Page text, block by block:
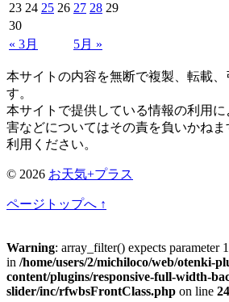
« 3月 5月 »
23 24 25 26 27 28 29
30
本サイトの内容を無断で複製、転載、
す。
本サイトで提供している情報の利用
害などについてはその責を負いかね
利用ください。
© 2026 お天気+プラス
ページトップへ ↑
Warning: array_filter() expects parameter
in /home/users/2/michiloco/web/otenki-
content/plugins/responsive-full-width-
slider/inc/rfwbsFrontClass.php on line 24